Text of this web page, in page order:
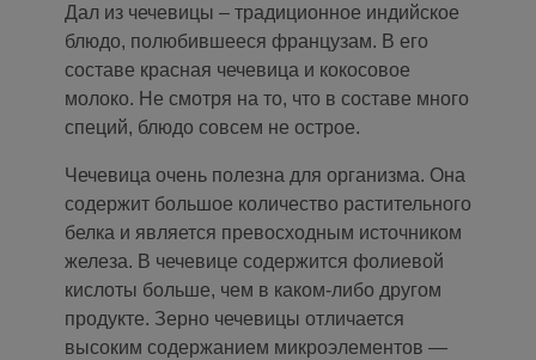
Дал из чечевицы – традиционное индийское
блюдо, полюбившееся французам. В его
составе красная чечевица и кокосовое
молоко. Не смотря на то, что в составе много
специй, блюдо совсем не острое.
Чечевица очень полезна для организма. Она
содержит большое количество растительного
белка и является превосходным источником
железа. В чечевице содержится фолиевой
кислоты больше, чем в каком-либо другом
продукте. Зерно чечевицы отличается
высоким содержанием микроэлементов —